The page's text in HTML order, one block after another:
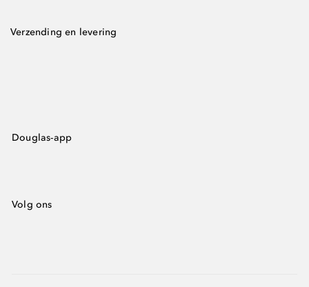
Verzending en levering
Douglas-app
Volg ons